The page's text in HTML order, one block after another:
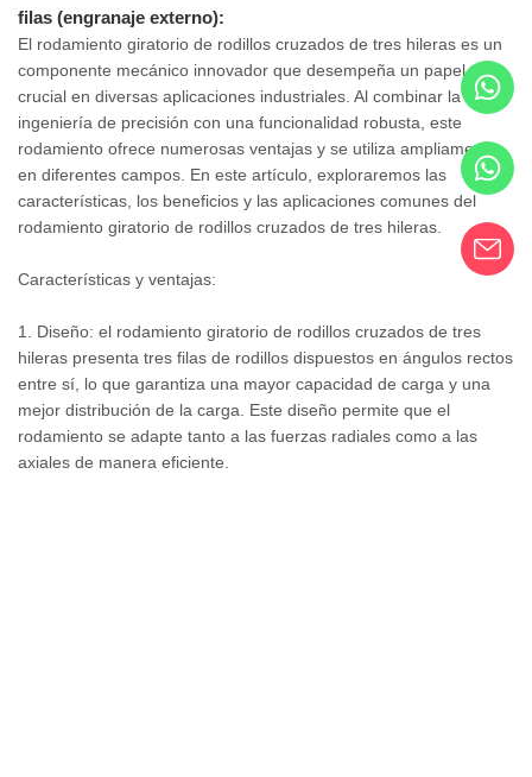
filas (engranaje externo):
El rodamiento giratorio de rodillos cruzados de tres hileras es un
componente mecánico innovador que desempeña un papel
crucial en diversas aplicaciones industriales. Al combinar la
ingeniería de precisión con una funcionalidad robusta, este
rodamiento ofrece numerosas ventajas y se utiliza ampliamente
en diferentes campos. En este artículo, exploraremos las
características, los beneficios y las aplicaciones comunes del
rodamiento giratorio de rodillos cruzados de tres hileras.
Características y ventajas:
1. Diseño: el rodamiento giratorio de rodillos cruzados de tres
hileras presenta tres filas de rodillos dispuestos en ángulos rectos
entre sí, lo que garantiza una mayor capacidad de carga y una
mejor distribución de la carga. Este diseño permite que el
rodamiento se adapte tanto a las fuerzas radiales como a las
axiales de manera eficiente.